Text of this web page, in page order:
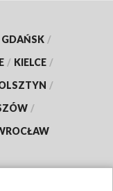
GDAŃSK /
/ KIELCE /
/
/